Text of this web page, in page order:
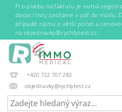
Pro platbu na fakturu je nutná
dodací listy zasíláme v pdf do mailu.
případě zájmu o větší počet a
na objednavky@rychlytest.cz.
+420 722 707 282
objednavky@rychlytest.cz